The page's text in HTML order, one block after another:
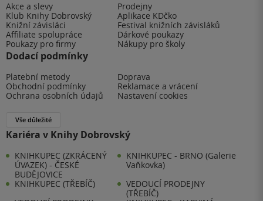
Akce a slevy
Prodejny
Klub Knihy Dobrovský
Aplikace KDčko
Knižní závisláci
Festival knižních závisláků
Affiliate spolupráce
Dárkové poukazy
Poukazy pro firmy
Nákupy pro školy
Dodací podmínky
Platební metody
Doprava
Obchodní podmínky
Reklamace a vrácení
Ochrana osobních údajů
Nastavení cookies
Vše důležité
Kariéra v Knihy Dobrovský
KNIHKUPEC (ZKRÁCENÝ
ÚVAZEK) - ČESKÉ
BUDĚJOVICE
KNIHKUPEC - BRNO (Galerie
Vaňkovka)
KNIHKUPEC (TŘEBÍČ)
VEDOUCÍ PRODEJNY
(TŘEBÍČ)